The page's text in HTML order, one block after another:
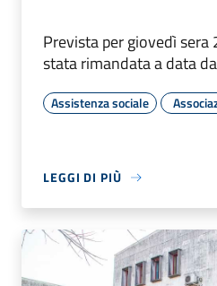
Prevista per giovedì sera
stata rimandata a data
Assistenza sociale
LEGGI DI PIÙ